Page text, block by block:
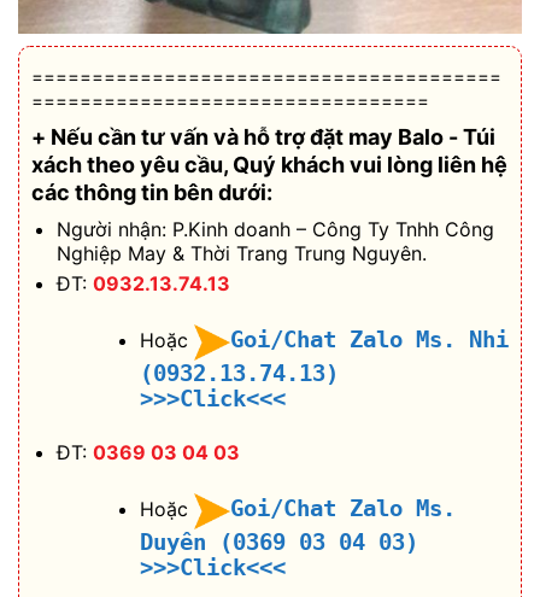
=======================================
=================================
+ Nếu cần tư vấn và hỗ trợđặt may Balo - Túi
xách theo yêu cầu, Quý khách vui lòng liên hệ
các thông tin bên dưới:
Người nhận: P.Kinh doanh – Công Ty Tnhh Công
Nghiệp May & Thời Trang Trung Nguyên.
ĐT: 0932.13.74.13
Hoặc
Goi/Chat Zalo Ms. Nhi
(0932.13.74.13)
>>>Click<<<
ĐT: 0369 03 04 03
Hoặc
Goi/Chat Zalo Ms.
Duyên (0369 03 04 03)
>>>Click<<<